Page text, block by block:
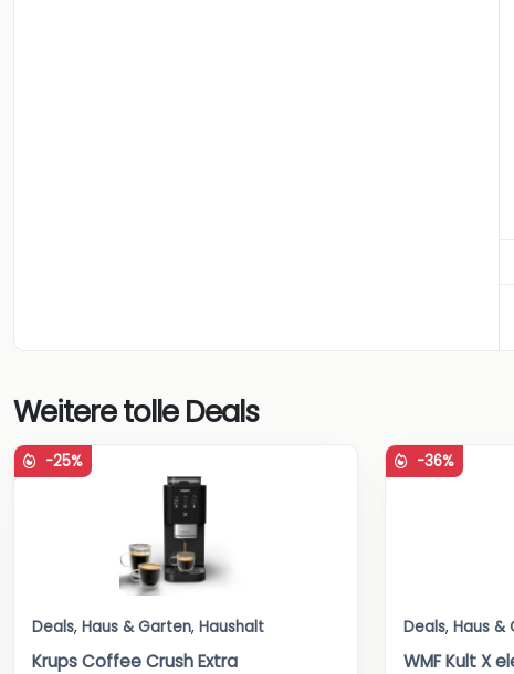
Weitere tolle Deals
-25%
Deals, Haus & Garten, Haushalt
Krups Coffee Crush Extra
-36%
Deals, Haus &
WMF Kult X